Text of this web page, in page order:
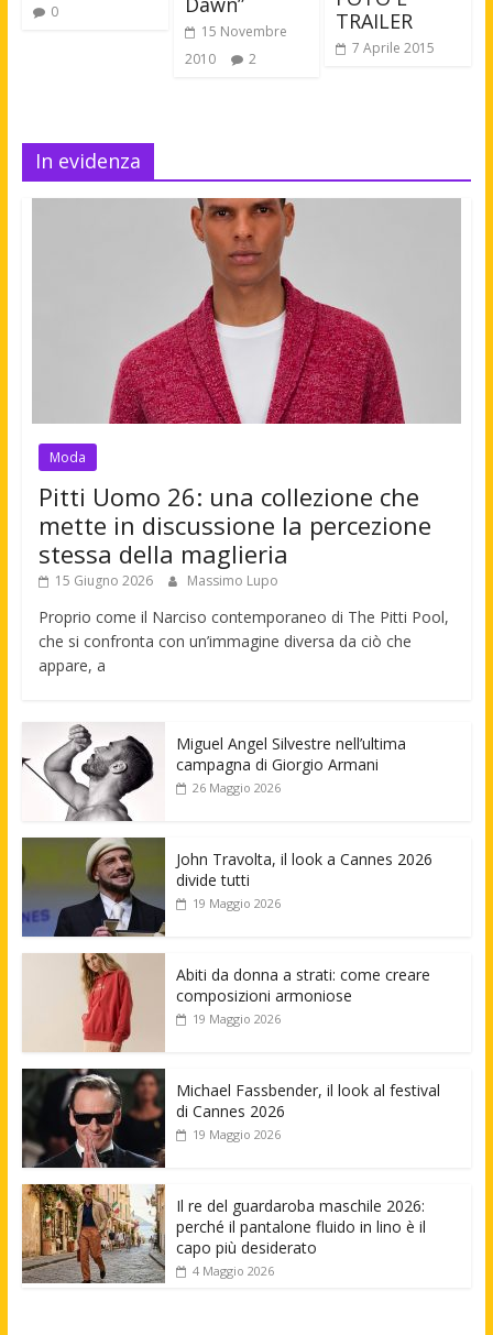
0
15 Novembre
2010
2
TRAILER
7 Aprile 2015
In evidenza
Moda
Pitti Uomo 26: una collezione che
mette in discussione la percezione
stessa della maglieria
15 Giugno 2026 Massimo Lupo
Proprio come il Narciso contemporaneo di The Pitti Pool,
che si confronta con un’immagine diversa da ciò che
appare, a
Miguel Angel Silvestre nell’ultima
campagna di Giorgio Armani
26 Maggio 2026
John Travolta, il look a Cannes 2026
divide tutti
19 Maggio 2026
Abiti da donna a strati: come creare
composizioni armoniose
19 Maggio 2026
Michael Fassbender, il look al festival
di Cannes 2026
19 Maggio 2026
Il re del guardaroba maschile 2026:
perché il pantalone fluido in lino è il
capo più desiderato
4 Maggio 2026